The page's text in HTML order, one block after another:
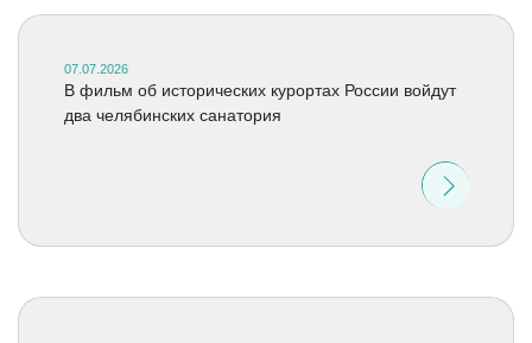
07.07.2026
В фильм об исторических курортах России войдут
два челябинских санатория